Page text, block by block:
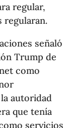
regular,
regularan.
señaló
Trump de
como
autoridad
que tenía
servicios